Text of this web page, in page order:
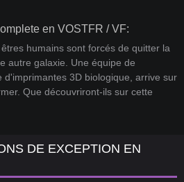
en VOSTFR / VF:
humains sont forcés de quitter la
autre galaxie. Une équipe de
d'imprimantes 3D biologique, arrive sur
Que découvriront-ils sur cette
DE EXCEPTION EN